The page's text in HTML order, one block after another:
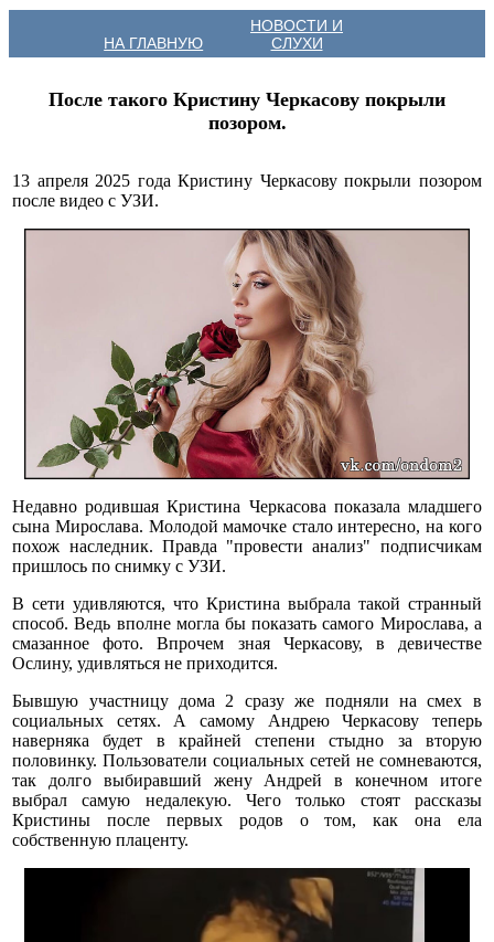
НА ГЛАВНУЮ
НОВОСТИ И
СЛУХИ
После такого Кристину Черкасову покрыли
позором.
13 апреля 2025 года Кристину Черкасову покрыли позором
после видео с УЗИ.
Недавно родившая Кристина Черкасова показала младшего
сына Мирослава. Молодой мамочке стало интересно, на кого
похож наследник. Правда "провести анализ" подписчикам
пришлось по снимку с УЗИ.
В сети удивляются, что Кристина выбрала такой странный
способ. Ведь вполне могла бы показать самого Мирослава, а
смазанное фото. Впрочем зная Черкасову, в девичестве
Ослину, удивляться не приходится.
Бывшую участницу дома 2 сразу же подняли на смех в
социальных сетях. А самому Андрею Черкасову теперь
наверняка будет в крайней степени стыдно за вторую
половинку. Пользователи социальных сетей не сомневаются,
так долго выбиравший жену Андрей в конечном итоге
выбрал самую недалекую. Чего только стоят рассказы
Кристины после первых родов о том, как она ела
собственную плаценту.